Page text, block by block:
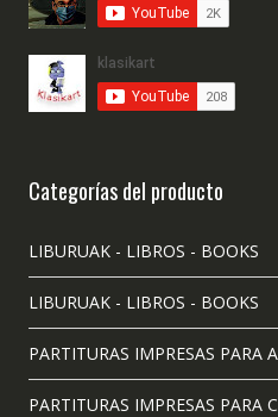
Categorías del producto
LIBURUAK - LIBROS - BOOKS
LIBURUAK - LIBROS - BOOKS
PARTITURAS IMPRESAS PARA
PARTITURAS IMPRESAS PARA